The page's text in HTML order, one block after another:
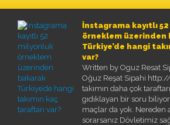
İnstagrama kayıtlı
örneklem üzerinden
Türkiye’de hangi
var?
Written by Oguz Resat
Oğuz Reşat Sipahi
takımın daha çok
gıdıklayan bir soru
maçlar da yok. Nereden
sorarsanız Dövletimiz